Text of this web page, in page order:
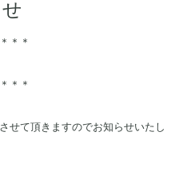
＊＊
＊＊
せて頂きますのでお知らせいたし